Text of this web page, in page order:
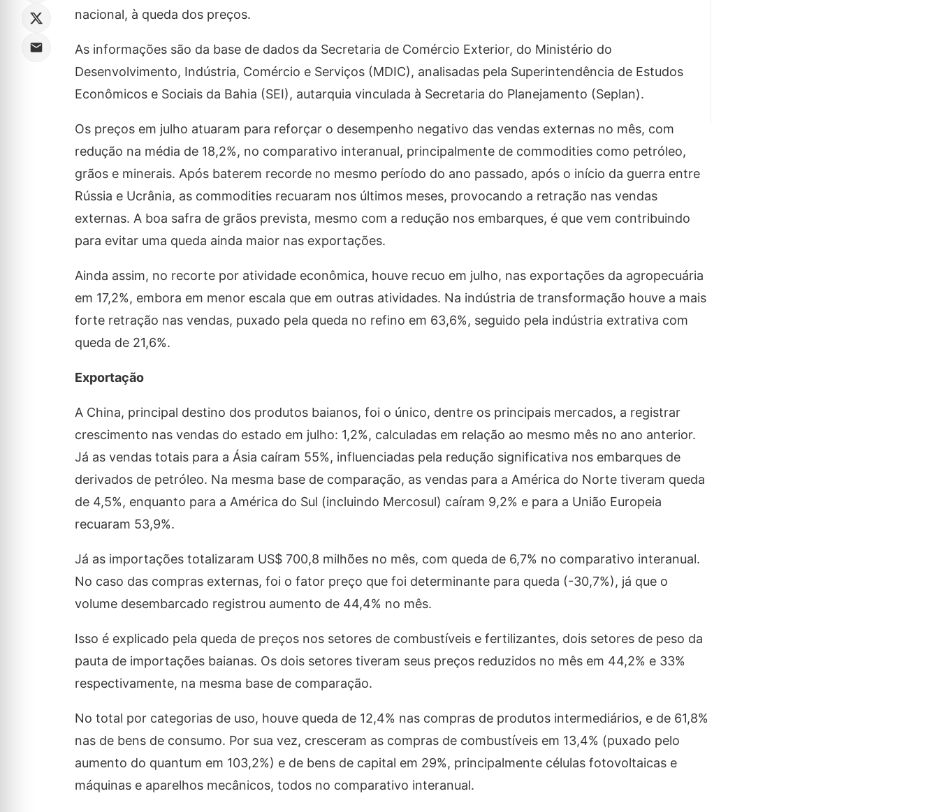
nacional, à queda dos preços.
As informações são da base de dados da Secretaria de Comércio Exterior, do Ministério do
Desenvolvimento, Indústria, Comércio e Serviços (MDIC), analisadas pela Superintendência de Estudos
Econômicos e Sociais da Bahia (SEI), autarquia vinculada à Secretaria do Planejamento (Seplan).
Os preços em julho atuaram para reforçar o desempenho negativo das vendas externas no mês, com
redução na média de 18,2%, no comparativo interanual, principalmente de commodities como petróleo,
grãos e minerais. Após baterem recorde no mesmo período do ano passado, após o início da guerra entre
Rússia e Ucrânia, as commodities recuaram nos últimos meses, provocando a retração nas vendas
externas. A boa safra de grãos prevista, mesmo com a redução nos embarques, é que vem contribuindo
para evitar uma queda ainda maior nas exportações.
Ainda assim, no recorte por atividade econômica, houve recuo em julho, nas exportações da agropecuária
em 17,2%, embora em menor escala que em outras atividades. Na indústria de transformação houve a mais
forte retração nas vendas, puxado pela queda no refino em 63,6%, seguido pela indústria extrativa com
queda de 21,6%.
Exportação
A China, principal destino dos produtos baianos, foi o único, dentre os principais mercados, a registrar
crescimento nas vendas do estado em julho: 1,2%, calculadas em relação ao mesmo mês no ano anterior.
Já as vendas totais para a Ásia caíram 55%, influenciadas pela redução significativa nos embarques de
derivados de petróleo. Na mesma base de comparação, as vendas para a América do Norte tiveram queda
de 4,5%, enquanto para a América do Sul (incluindo Mercosul) caíram 9,2% e para a União Europeia
recuaram 53,9%.
Já as importações totalizaram US$ 700,8 milhões no mês, com queda de 6,7% no comparativo interanual.
No caso das compras externas, foi o fator preço que foi determinante para queda (-30,7%), já que o
volume desembarcado registrou aumento de 44,4% no mês.
Isso é explicado pela queda de preços nos setores de combustíveis e fertilizantes, dois setores de peso da
pauta de importações baianas. Os dois setores tiveram seus preços reduzidos no mês em 44,2% e 33%
respectivamente, na mesma base de comparação.
No total por categorias de uso, houve queda de 12,4% nas compras de produtos intermediários, e de 61,8%
nas de bens de consumo. Por sua vez, cresceram as compras de combustíveis em 13,4% (puxado pelo
aumento do quantum em 103,2%) e de bens de capital em 29%, principalmente células fotovoltaicas e
máquinas e aparelhos mecânicos, todos no comparativo interanual.